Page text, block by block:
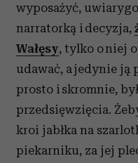
wyposażyć,
narratorką i decyzja,
Wałęsy, tylko o niej
udawać, a jedynie ją
prosto i skromnie,
przedsięwzięcia.
kroi jabłka na
piekarniku, za jej